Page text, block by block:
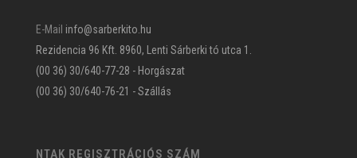
E-Mail info@sarberkito.hu
Rezidencia 96 Kft. 8960, Lenti Sárberki tó utca 1.
(00 36) 30/640-77-28 - Horgászat
(00 36) 30/640-76-21 - Szállás
NTAK REGISZTRÁCIÓS SZÁM